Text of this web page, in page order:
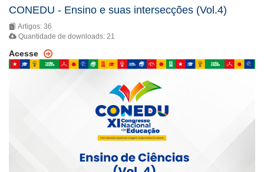
CONEDU - Ensino e suas intersecções (Vol.4)
Artigos: 36
Quantidade de downloads: 21
Acesse